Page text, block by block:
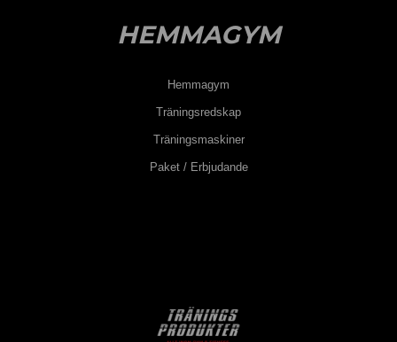
HEMMAGYM
Hemmagym
Träningsredskap
Träningsmaskiner
Paket / Erbjudande